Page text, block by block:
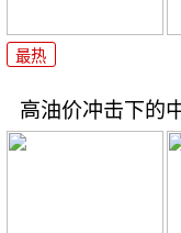
最热
高油价冲击下的